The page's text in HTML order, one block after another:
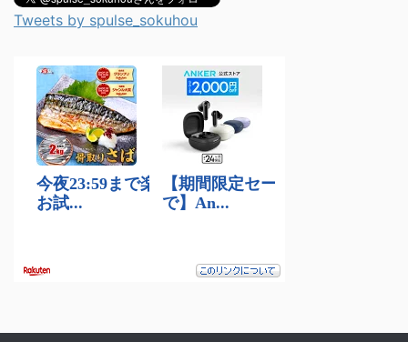
Tweets by spulse_sokuhou